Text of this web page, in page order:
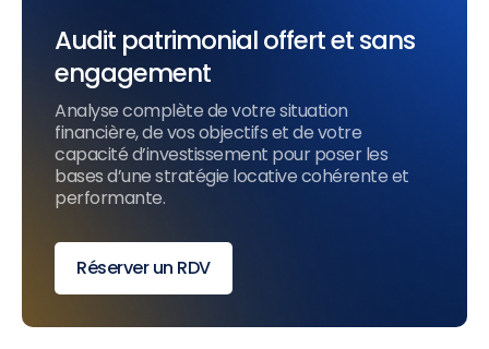
Audit patrimonial offert et sans
engagement
Analyse complète de votre situation
financière, de vos objectifs et de votre
capacité d’investissement pour poser les
bases d’une stratégie locative cohérente et
performante.
Réserver un RDV